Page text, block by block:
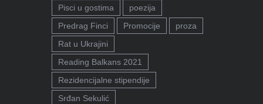
Pisci u gostima
poezija
Predrag Finci
Promocije
proza
Rat u Ukrajini
Reading Balkans 2021
Rezidencijalne stipendije
Srđan Sekulić